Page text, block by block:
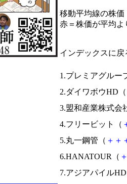
移動平均線の株価
赤＝株価が平均
インデックスに戻
1.プレミアグルー
2.ダイワボウHD（
3.盟和産業株式会
4.フリービット（
5.丸一鋼管（ ＋ ＋
6.HANATOUR（
7.アジアパイル